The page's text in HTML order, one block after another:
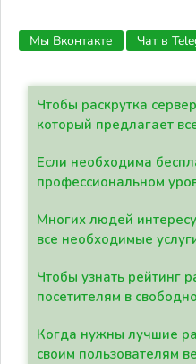
Мы Вконтакте Чат в
Чтобы раскрутка
который предлагает
Если необходима
профессиональном
Многих людей
все необходимые
Чтобы узнать рейтинг
посетителям в
Когда нужны лучшие
своим пользователям